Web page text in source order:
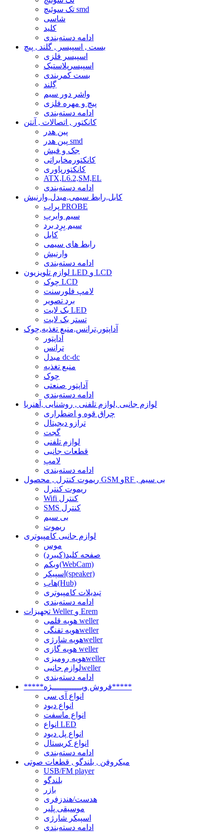
تک سوئیچ smd
شاسی
کلید
ادامه دسته‌بندی
بست , اسپیسر , گلند , پیچ
اسپیسر فلزی
اسپیسرپلاستیک
بست کمربندی
گِلند
واشر دور سیم
پیچ و مهره فلزی
ادامه دسته‌بندی
کانکتور , اتصالات , آنتن
پین هدر
پین هدر smd
جک و فیش
کانکتورمخابراتی
کانکتورپاوری
ATX,L6.2,SM,EL
ادامه دسته‌بندی
کابل,رابط سیمی,مبدل,وارنیش
پراب PROBE
سیم وایرپ
سیم بِرِد برد
کابل
رابط های سیمی
وارنیش
ادامه دسته‌بندی
لوازم تلویزیون LED و LCD
چوک LCD
لامپ فلورسنت
برد تصویر
بک لایت LED
تستر بک لایت
آداپتور,ترانس,منبع تغذیه,چوک
آداپتور
ترانس
مبدل dc-dc
منبع تغذیه
چوک
آداپتور صنعتی
ادامه دسته‌بندی
لوازم جانبی ,لوازم تلفنی , روشنایی ,آهنربا
چراق قوه و اضطراری
ترازو دیجیتال
گجت
لوازم تلفنی
قطعات جانبی
لامپ
ادامه دسته‌بندی
ریموت کنترل , محصول GSM وRF , بی سیم
ریموت کنترل
Wifi کنترل
SMS کنترل
بی سیم
ریموت
لوازم جانبی کامپیوتری
موس
صفحه کلید(کیبرد)
وبکم(WebCam)
اسپیکر(speaker)
هاب(Hub)
تبدیلات کامپیوتری
ادامه دسته‌بندی
تجهیزات Weller و Erem
هویه قلمی weller
هویه تفنگیweller
هویه شارژیweller
هویه گازی weller
هویه رومیزیweller
لوازم جانبیweller
ادامه دسته‌بندی
*****فروش ویــــــــــــژه*****
انواع آی سی
انواع دیود
انواع ماسفت
انواع LED
انواع پل دیود
انواع کریستال
ادامه دسته‌بندی
میکروفن , بلندگو , قطعات صوتی
USB/FM player
بلندگو
بازر
هدست/هندزفری
موسیقی پلیر
اسپیکر شارژی
ادامه دسته‌بندی